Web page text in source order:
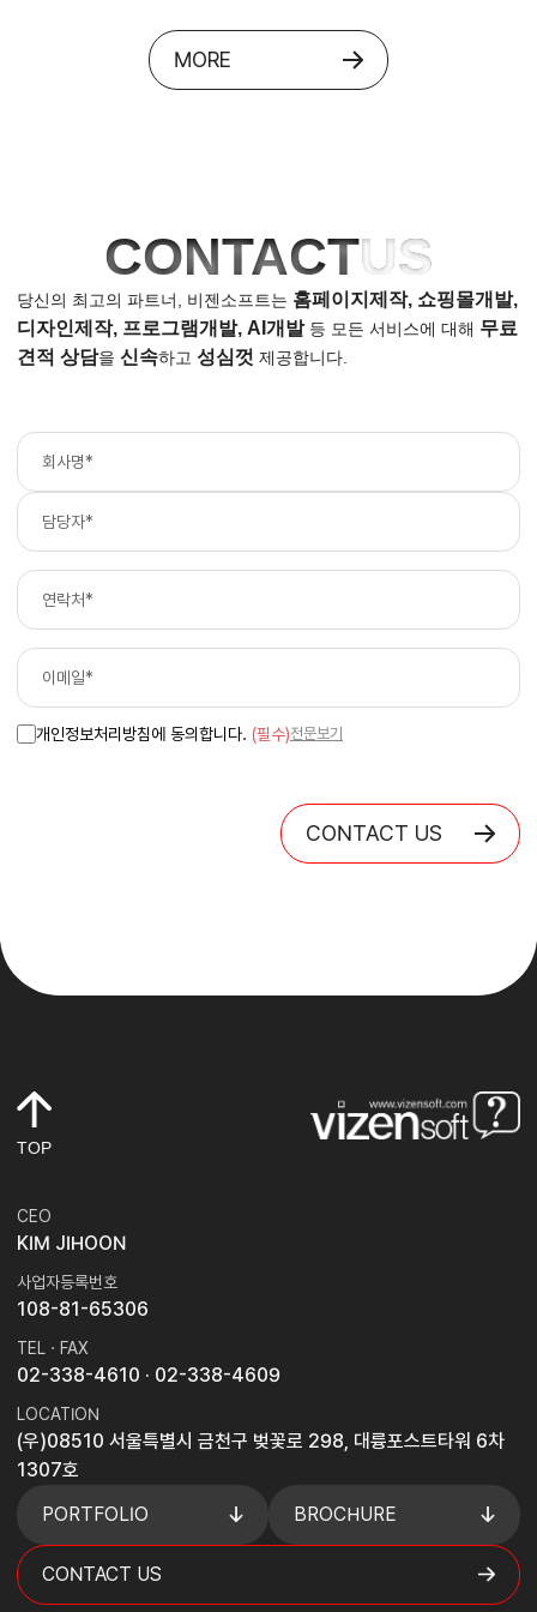
MORE
CONTACTUS
당신의 최고의 파트너, 비젠소프트는 홈페이지제작, 쇼핑몰개발,
디자인제작, 프로그램개발, AI개발등 모든 서비스에 대해 무료
견적 상담을 신속하고 성심껏 제공합니다.
개인정보처리방침에 동의합니다. (필수)전문보기
CONTACT US
TOP
CEO
KIM JIHOON
사업자등록번호
108-81-65306
TEL · FAX
02-338-4610 · 02-338-4609
LOCATION
(우)08510 서울특별시 금천구 벚꽃로 298, 대륭포스트타워 6차
1307호
PORTFOLIO
BROCHURE
CONTACT US